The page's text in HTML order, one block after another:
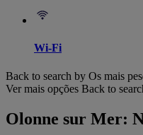
Wi-Fi
Back to search by Os mais
Ver mais opções Back to
Olonne sur Mer: